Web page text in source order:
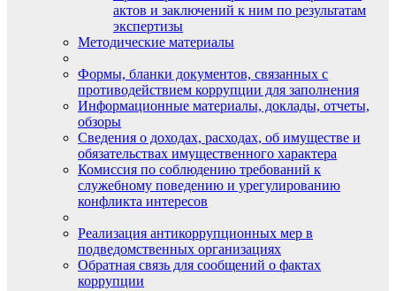
актов и заключений к ним по результатам
экспертизы
Методические материалы
Формы, бланки документов, связанных с
противодействием коррупции для заполнения
Информационные материалы, доклады, отчеты,
обзоры
Сведения о доходах, расходах, об имуществе и
обязательствах имущественного характера
Комиссия по соблюдению требований к
служебному поведению и урегулированию
конфликта интересов
Реализация антикоррупционных мер в
подведомственных организациях
Обратная связь для сообщений о фактах
коррупции